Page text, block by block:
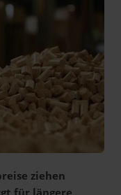
ziehen